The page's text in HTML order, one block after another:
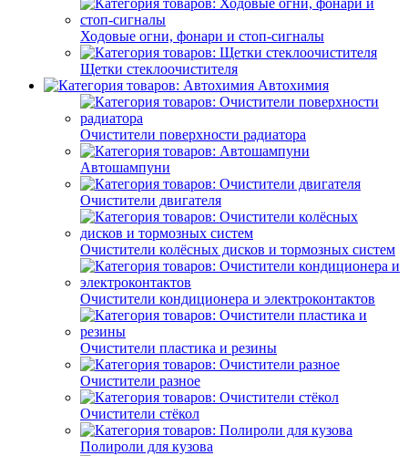
Ходовые огни, фонари и стоп-сигналы
Щетки стеклоочистителя
Автохимия
Очистители поверхности радиатора
Автошампуни
Очистители двигателя
Очистители колёсных дисков и тормозных систем
Очистители кондиционера и электроконтактов
Очистители пластика и резины
Очистители разное
Очистители стёкол
Полироли для кузова